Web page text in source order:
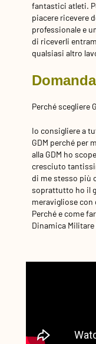
fantastici atleti.
piacere ricevere
professionale e
di riceverli
qualsiasi altro
Perché scegliere
Io consigliere a
GDM perché per
alla GDM ho
cresciuto
di me stesso più
soprattutto ho il
meravigliose
Perché e come
Dinamica